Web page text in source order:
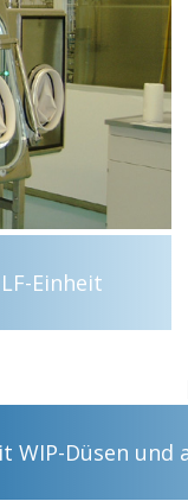
Einheit
WIP-Düsen und